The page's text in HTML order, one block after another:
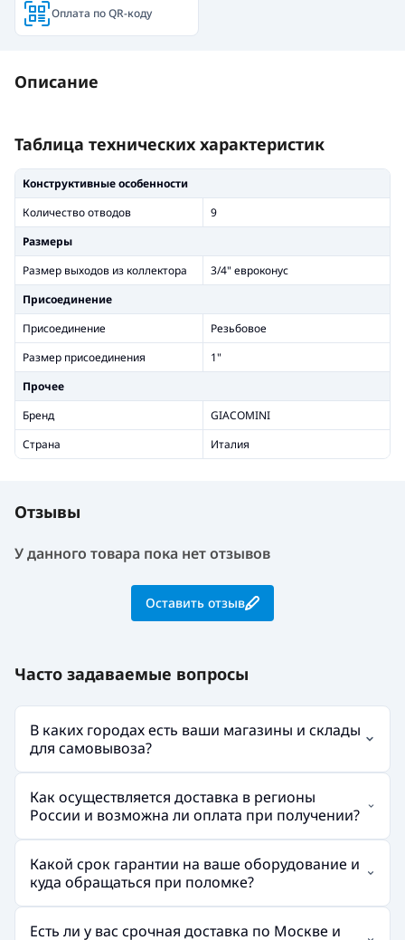
Оплата по QR-коду
Описание
Таблица технических характеристик
Конструктивные особенности
Количество отводов
9
Размеры
Размер выходов из коллектора
3/4" евроконус
Присоединение
Присоединение
Резьбовое
Размер присоединения
1"
Прочее
Бренд
GIACOMINI
Страна
Италия
Отзывы
У данного товара пока нет отзывов
Оставить отзыв
Часто задаваемые вопросы
В каких городах есть ваши магазины и склады
для самовывоза?
Как осуществляется доставка в регионы
России и возможна ли оплата при получении?
Какой срок гарантии на ваше оборудование и
куда обращаться при поломке?
Есть ли у вас срочная доставка по Москве и